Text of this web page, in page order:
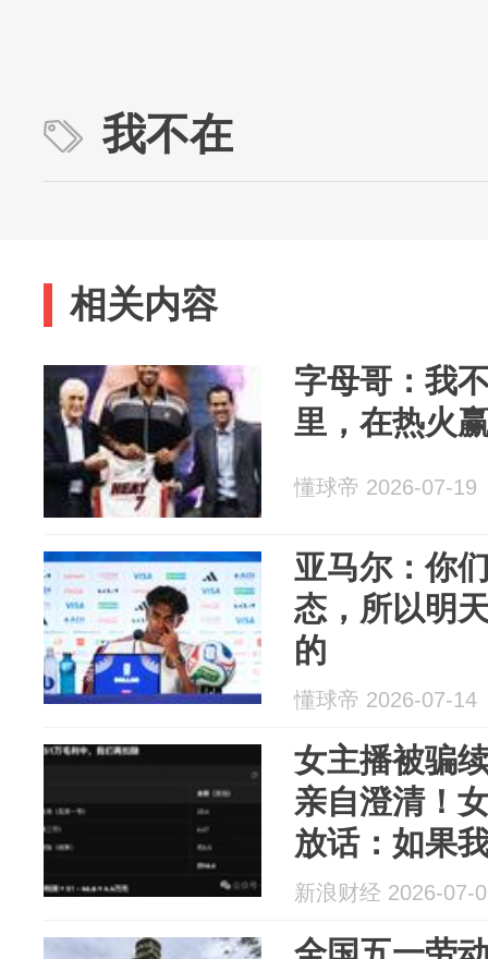
我不在
相关内容
字母哥：我
里，在热火
懂球帝 2026-07-19
亚马尔：你
态，所以明
的
懂球帝 2026-07-14
女主播被骗
亲自澄清！
放话：如果
是什么问题
新浪财经 2026-07-